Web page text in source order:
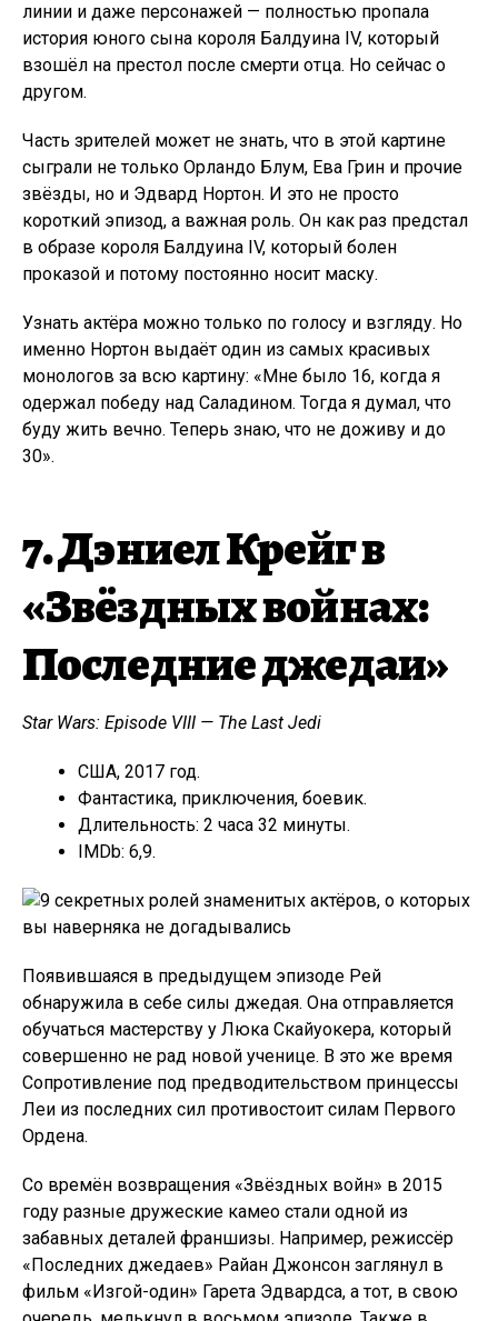
линии и даже персонажей — полностью пропала
история юного сына короля Балдуина IV, который
взошёл на престол после смерти отца. Но сейчас о
другом.
Часть зрителей может не знать, что в этой картине
сыграли не только Орландо Блум, Ева Грин и прочие
звёзды, но и Эдвард Нортон. И это не просто
короткий эпизод, а важная роль. Он как раз предстал
в образе короля Балдуина IV, который болен
проказой и потому постоянно носит маску.
Узнать актёра можно только по голосу и взгляду. Но
именно Нортон выдаёт один из самых красивых
монологов за всю картину: «Мне было 16, когда я
одержал победу над Саладином. Тогда я думал, что
буду жить вечно. Теперь знаю, что не доживу и до
30».
7. Дэниел Крейг в
«Звёздных войнах:
Последние джедаи»
Star Wars: Episode VIII — The Last Jedi
США, 2017 год.
Фантастика, приключения, боевик.
Длительность: 2 часа 32 минуты.
IMDb: 6,9.
Появившаяся в предыдущем эпизоде Рей
обнаружила в себе силы джедая. Она отправляется
обучаться мастерству у Люка Скайуокера, который
совершенно не рад новой ученице. В это же время
Сопротивление под предводительством принцессы
Леи из последних сил противостоит силам Первого
Ордена.
Со времён возвращения «Звёздных войн» в 2015
году разные дружеские камео стали одной из
забавных деталей франшизы. Например, режиссёр
«Последних джедаев» Райан Джонсон заглянул в
фильм «Изгой-один» Гарета Эдвардса, а тот, в свою